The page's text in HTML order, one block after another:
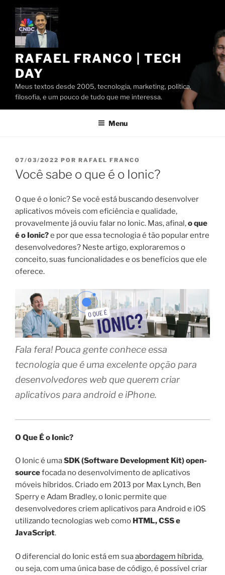
Pular
conteúdo
RAFAEL FRANCO | TECH
DAY
Meus textos desde 2005, tecnologia, marketing, política,
filosofia, e um pouco de tudo que me interessa.
Menu
PUBLICADO
EM
07/03/2022 POR RAFAEL FRANCO
Você sabe o que é o Ionic?
O que é o Ionic? Se você está buscando desenvolver
aplicativos móveis com eficiência e qualidade,
provavelmente já ouviu falar no Ionic. Mas, afinal,o que
é o Ionic?e por que essa tecnologia é tão popular entre
desenvolvedores? Neste artigo, exploraremos o
conceito, suas funcionalidades e os benefícios que ele
oferece.
Fala fera! Pouca gente conhece essa
tecnologia que é uma excelente opção para
desenvolvedores web que querem criar
aplicativos para android e iPhone.
O Que É o Ionic?
O Ionic é umaSDK (Software Development Kit) open-
sourcefocada no desenvolvimento de aplicativos
móveis híbridos. Criado em 2013 por Max Lynch, Ben
Sperry e Adam Bradley, o Ionic permite que
desenvolvedores criem aplicativos para Android e iOS
utilizando tecnologias web como HTML, CSS e
JavaScript.
O diferencial do Ionic está em suaabordagem híbrida,
ou seja, com uma única base de código, é possível criar